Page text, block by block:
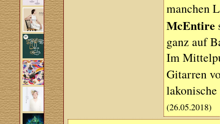
manchen
McEntire
ganz auf
Im
Gitarren
(26.05.2018)